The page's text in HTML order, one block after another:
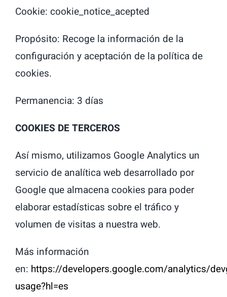
Cookie: cookie_notice_acepted
Propósito: Recoge la información de la
configuración y aceptación de la política de
cookies.
Permanencia: 3 días
COOKIES DE TERCEROS
Así mismo, utilizamos Google Analytics un
servicio de analítica web desarrollado por
Google que almacena cookies para poder
elaborar estadísticas sobre el tráfico y
volumen de visitas a nuestra web.
Más información
en: https://developers.google.com/analytics/
usage?hl=es